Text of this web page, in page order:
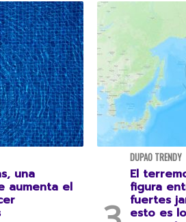
una
aumenta el
DUPAO TRENDY
El
figura
fuertes
esto es